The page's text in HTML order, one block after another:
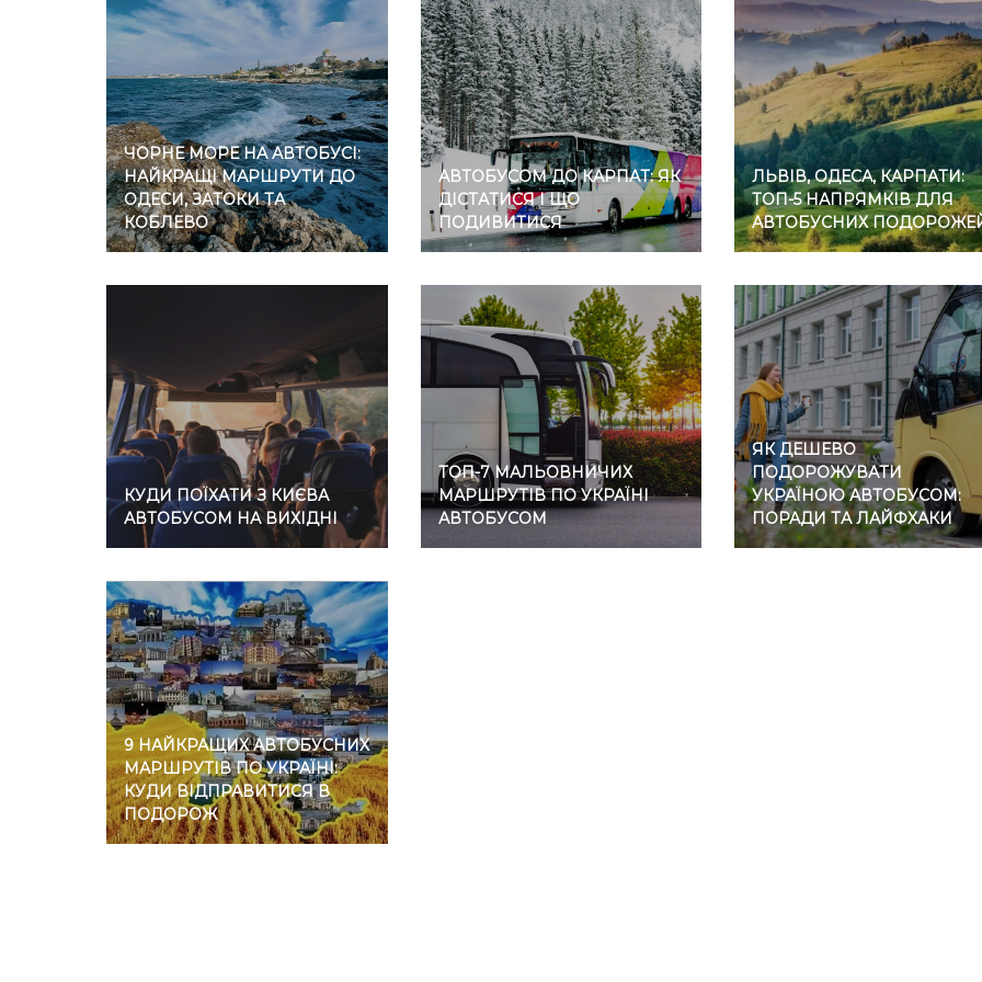
ЧОРНЕ МОРЕ НА АВТОБУСІ:
НАЙКРАЩІ МАРШРУТИ ДО
ОДЕСИ, ЗАТОКИ ТА
КОБЛЕВО
АВТОБУСОМ ДО КАРПАТ: ЯК
ДІСТАТИСЯ І ЩО
ПОДИВИТИСЯ
ЛЬВІВ, ОДЕСА, КАРПАТИ:
ТОП-5 НАПРЯМКІВ ДЛЯ
АВТОБУСНИХ
КУДИ ПОЇХАТИ З КИЄВА
АВТОБУСОМ НА ВИХІДНІ
ТОП-7 МАЛЬОВНИЧИХ
МАРШРУТІВ ПО УКРАЇНІ
АВТОБУСОМ
ЯК ДЕШЕВО
ПОДОРОЖУВАТИ
УКРАЇНОЮ АВТОБУСОМ:
ПОРАДИ ТА ЛАЙФХАКИ
9 НАЙКРАЩИХ АВТОБУСНИХ
МАРШРУТІВ ПО УКРАЇНІ:
КУДИ ВІДПРАВИТИСЯ В
ПОДОРОЖ